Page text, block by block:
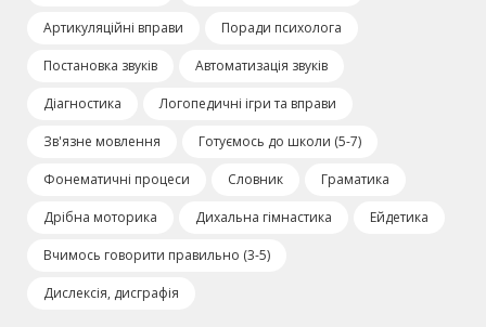
Артикуляційні вправи Поради психолога
Постановка звуків Автоматизація звуків
Діагностика Логопедичні ігри та вправи
Зв'язне мовлення Готуємось до школи (5-7)
Фонематичні процеси Словник Граматика
Дрібна моторика Дихальна гімнастика Ейдетика
Вчимось говорити правильно (3-5)
Дислексія, дисграфія